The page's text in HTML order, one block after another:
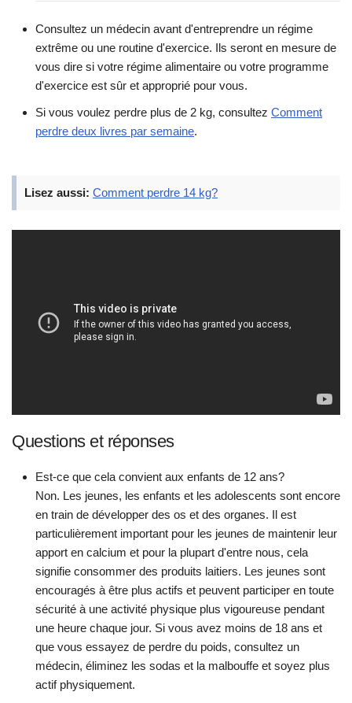
Consultez un médecin avant d'entreprendre un régime
extrême ou une routine d'exercice. Ils seront en mesure de
vous dire si votre régime alimentaire ou votre programme
d'exercice est sûr et approprié pour vous.
Si vous voulez perdre plus de 2 kg, consultez Comment
perdre deux livres par semaine.
Lisez aussi: Comment perdre 14 kg?
Questions et réponses
Est-ce que cela convient aux enfants de 12 ans?
Non. Les jeunes, les enfants et les adolescents sont encore
en train de développer des os et des organes. Il est
particulièrement important pour les jeunes de maintenir leur
apport en calcium et pour la plupart d'entre nous, cela
signifie consommer des produits laitiers. Les jeunes sont
encouragés à être plus actifs et peuvent participer en toute
sécurité à une activité physique plus vigoureuse pendant
une heure chaque jour. Si vous avez moins de 18 ans et
que vous essayez de perdre du poids, consultez un
médecin, éliminez les sodas et la malbouffe et soyez plus
actif physiquement.